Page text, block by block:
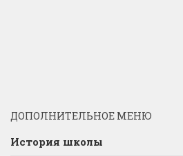
ДОПОЛНИТЕЛЬНОЕ МЕНЮ
История школы